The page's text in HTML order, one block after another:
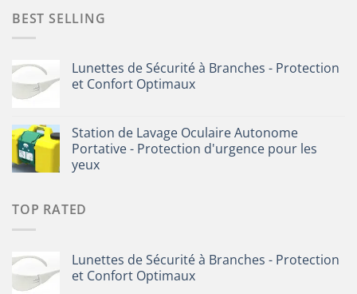
BEST SELLING
Lunettes de Sécurité à Branches - Protection
et Confort Optimaux
Station de Lavage Oculaire Autonome
Portative - Protection d'urgence pour les
yeux
TOP RATED
Lunettes de Sécurité à Branches - Protection
et Confort Optimaux